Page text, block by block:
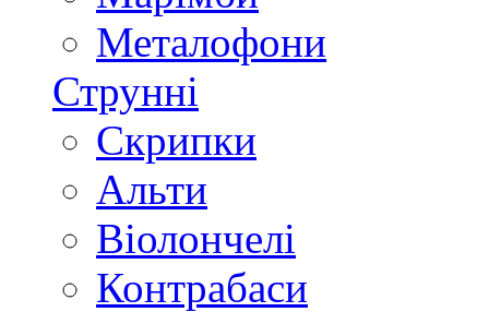
Металофони
Струнні
Скрипки
Альти
Віолончелі
Контрабаси